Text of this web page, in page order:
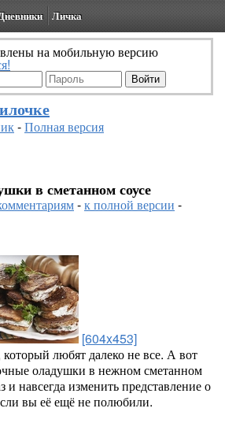
Личка
на мобильную версию
-Полная версия
в сметанном соусе
-к полной версии -
[604x453]
любят далеко не все. А вот
оладушки в нежном сметанном
и навсегда изменить представление о
вы её ещё не полюбили.